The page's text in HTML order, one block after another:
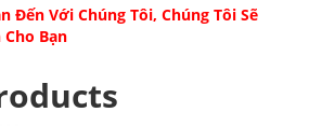
Đến Với Chúng Tôi, Chúng Tôi Sẽ
Bạn